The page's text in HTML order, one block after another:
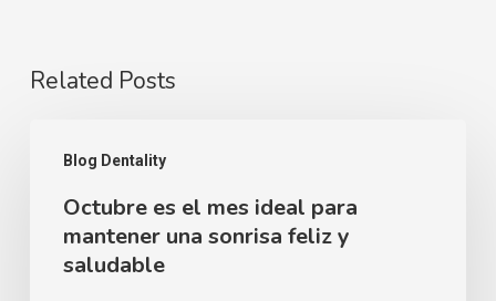
Related Posts
Blog Dentality
ideal
Octubre es el mes ideal para
mantener una sonrisa feliz y
saludable